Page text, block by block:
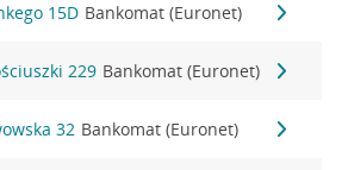
15D Bankomat (Euronet)
229 Bankomat (Euronet)
32 Bankomat (Euronet)